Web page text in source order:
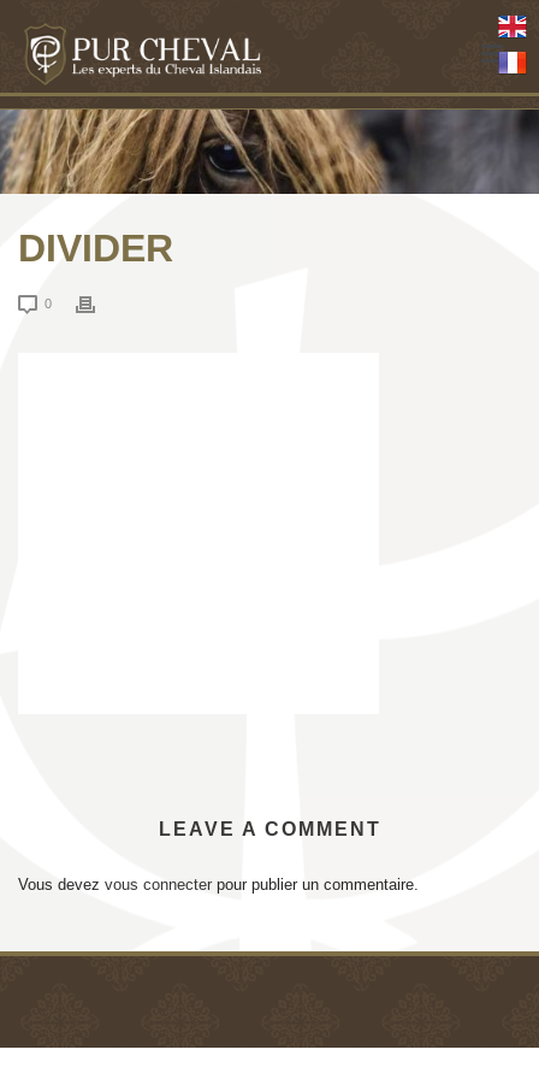
DIVIDER
0
LEAVE A COMMENT
Vous devez vous connecter pour publier un commentaire.